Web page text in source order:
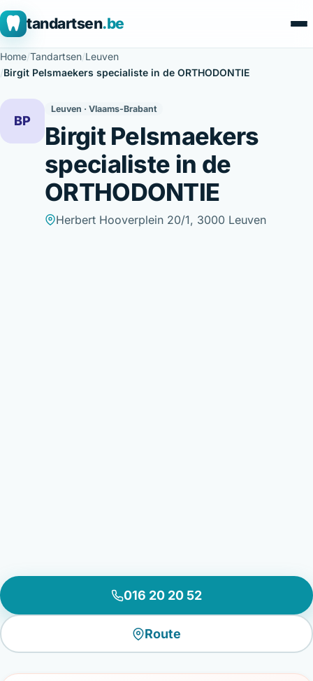
tandartsen.be
Home/Tandartsen/Leuven
/Birgit Pelsmaekers specialiste in de ORTHODONTIE
BP
Leuven · Vlaams-Brabant
Birgit Pelsmaekers
specialiste in de
ORTHODONTIE
Herbert Hooverplein 20/1, 3000 Leuven
016 20 20 52
Route